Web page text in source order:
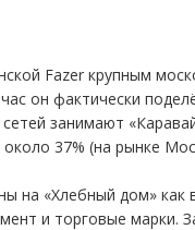
Fazer крупным
он фактически
занимают
37% (на рынке
на «Хлебный дом» как
и торговые марки.